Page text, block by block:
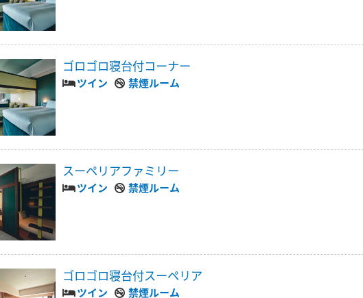
ゴロゴロ寝台付コーナー
ツイン 禁煙ルーム
スーペリアファミリー
ツイン 禁煙ルーム
ゴロゴロ寝台付スーペリア
ツイン 禁煙ルーム